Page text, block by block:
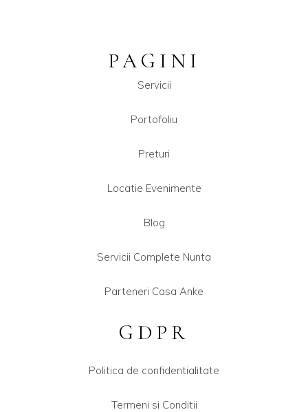
PAGINI
Servicii
Portofoliu
Preturi
Locatie Evenimente
Blog
Servicii Complete Nunta
Parteneri Casa Anke
GDPR
Politica de confidentialitate
Termeni si Conditii